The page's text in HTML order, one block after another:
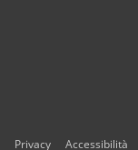
Privacy Accessibilità